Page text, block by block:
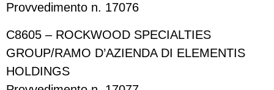
Provvedimento n. 17076
C8605 – ROCKWOOD SPECIALTIES
GROUP/RAMO D’AZIENDA DI ELEMENTIS
HOLDINGS